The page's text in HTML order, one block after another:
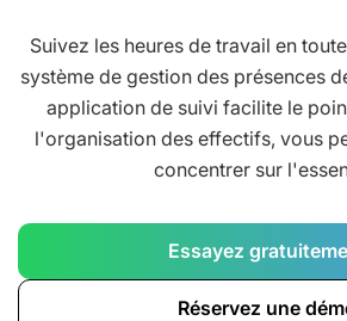
Suivez les heures de travail en
système de gestion des présences
application de suivi facilite le
l'organisation des effectifs, vous
concentrer sur
Essayez
Réservez une